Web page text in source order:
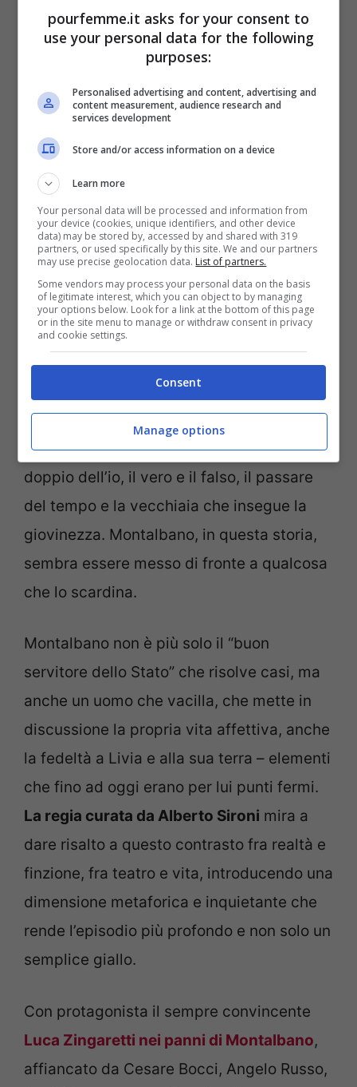
non riesce più a ritrovare.
Il che rende l’indagine ancora più
complicata per Montalbano, che deve
districarsi in un doppio livello: quello della
scena del crimine e quello della “metafora
teatrale” che Catalanotti ha costruito
intorno a sé. Secondo le note di regia
citate nella guida tv, in “Il metodo
Catalanotti” ritornano con forza molti temi
cari a Camilleri.
È sempre un successo
senza età
I più preponderanti sono l’amore, il sesso,
l’infedeltà (le “corna”), ma anche il teatro, il
doppio dell’io, il vero e il falso, il passare
del tempo e la vecchiaia che insegue la
giovinezza. Montalbano, in questa storia,
sembra essere messo di fronte a qualcosa
che lo scardina.
Montalbano non è più solo il “buon
servitore dello Stato” che risolve casi, ma
anche un uomo che vacilla, che mette in
discussione la propria vita affettiva, anche
la fedeltà a Livia e alla sua terra – elementi
che fino ad oggi erano per lui punti fermi.
La regia curata da Alberto Sironi mira a
dare risalto a questo contrasto fra realtà e
finzione, fra teatro e vita, introducendo una
dimensione metaforica e inquietante che
rende l’episodio più profondo e non solo un
semplice giallo.
Con protagonista il sempre convincente
Luca Zingaretti nei panni di Montalbano,
affiancato da Cesare Bocci, Angelo Russo,
pourfemme.it asks for your consent to
use your personal data for the following
purposes:
Personalised advertising and content, advertising and
content measurement, audience research and
services development
Store and/or access information on a device
Learn more
Your personal data will be processed and information from
your device (cookies, unique identifiers, and other device
data) may be stored by, accessed by and shared with 319
partners, or used specifically by this site. We and our partners
may use precise geolocation data. List of partners.
Some vendors may process your personal data on the basis
of legitimate interest, which you can object to by managing
your options below. Look for a link at the bottom of this page
or in the site menu to manage or withdraw consent in privacy
and cookie settings.
Consent
Manage options